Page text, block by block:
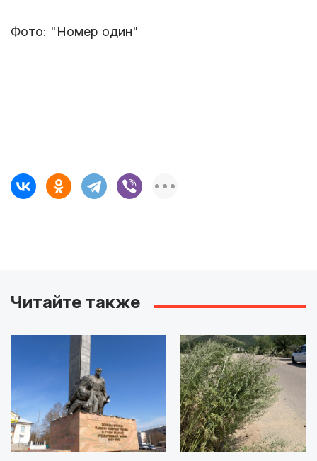
Фото: "Номер один"
Читайте также